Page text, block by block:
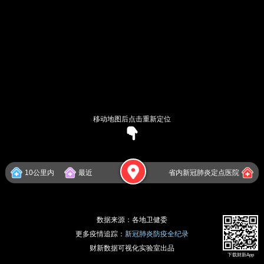
下载财新App
10公里内 最近 省内新冠肺炎定点医院
移动地图后点击重新定位
数据来源：各地卫健委
更多疫情追踪： 新冠肺炎防疫全纪录
财新数据可视化实验室出品